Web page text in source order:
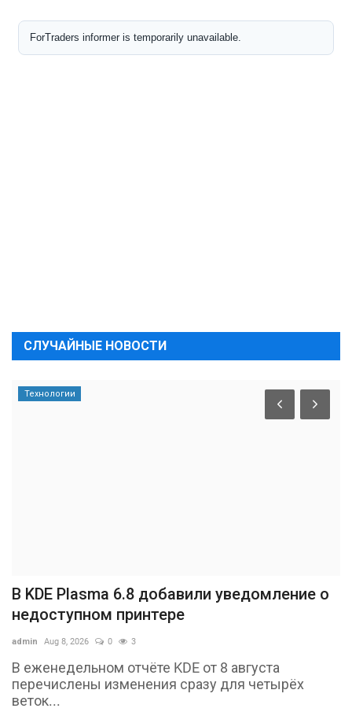
СЛУЧАЙНЫЕ НОВОСТИ
Технологии
В KDE Plasma 6.8 добавили уведомление о
недоступном принтере
admin Aug 8, 2026 0 3
В еженедельном отчёте KDE от 8 августа
перечислены изменения сразу для четырёх
веток...